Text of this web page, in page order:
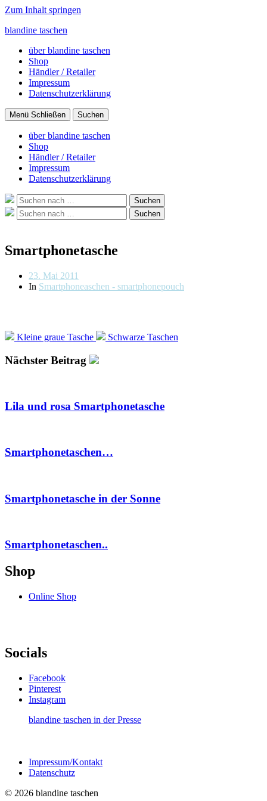
Zum Inhalt springen
blandine taschen
über blandine taschen
Shop
Händler / Retailer
Impressum
Datenschutzerklärung
Menü Schließen Suchen
über blandine taschen
Shop
Händler / Retailer
Impressum
Datenschutzerklärung
Suche
nach:
Suchen
Suche
nach:
Suchen
Smartphonetasche
Beitragsdatum
23. Mai 2011
In Smartphoneaschen - smartphonepouch
Kleine graue Tasche Schwarze Taschen
Nächster Beitrag
Lila und rosa Smartphonetasche
Smartphonetaschen…
Smartphonetasche in der Sonne
Smartphonetaschen..
Shop
Online Shop
Socials
Facebook
Pinterest
Instagram
blandine taschen in der Presse
Impressum/Kontakt
Datenschutz
© 2026 blandine taschen